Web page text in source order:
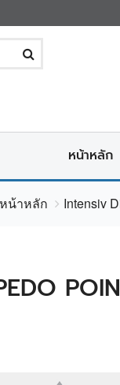
หน้าหลัก
หน้าหลัก Intensiv